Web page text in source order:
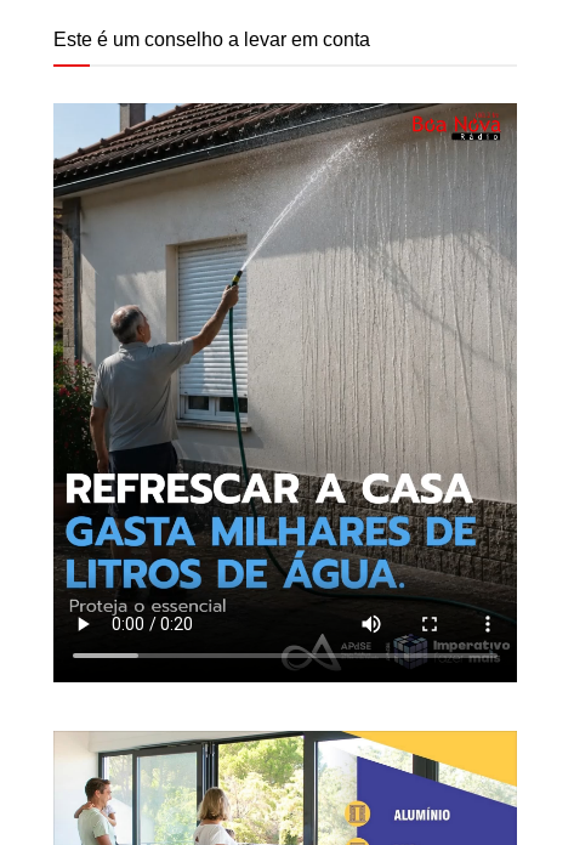
Este é um conselho a levar em conta